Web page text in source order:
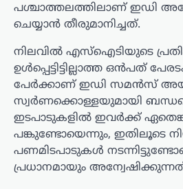
പശ്ചാത്തലത്തിലാണ് ഇഡി
ചെയ്യാൻ തീരുമാനിച്ചത്.
നിലവിൽ എസ്‌ഐടിയുടെ
ഉൾപ്പെട്ടിട്ടില്ലാത്ത ഒൻപത്
പേർക്കാണ് ഇഡി സമൻസ്
സ്വർണക്കൊള്ളയുമായി
ഇടപാടുകളിൽ ഇവർക്ക്
പങ്കുണ്ടോയെന്നും, ഇതിലൂടെ
പണമിടപാടുകൾ
പ്രധാനമായും